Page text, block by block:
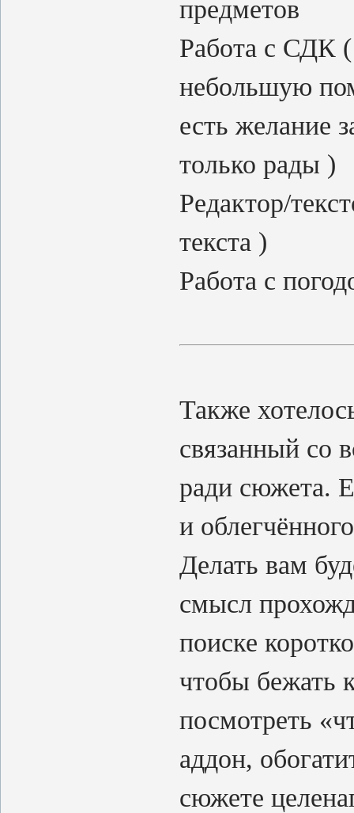
предметов
Работа с СДК (
небольшую
есть желание
только рады )
Редактор/
текста )
Работа с
Также
связанный со
ради сюжета.
и
Делать вам
смысл
поиске
чтобы бежать
посмотреть
аддон,
сюжете